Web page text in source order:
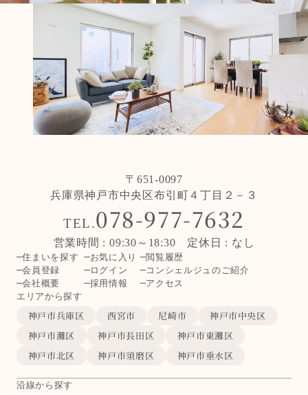
〒651-0097
兵庫県神戸市中央区布引町４丁目２－３
TEL.078-977-7632
営業時間 : 09:30～18:30 定休日 : なし
住まいを探す お気に入り
閲覧履歴
会員登録
ログイン
コンシェルジュのご紹介
会社概要
採用情報
アクセス
エリアから探す
神戸市兵庫区 西宮市 尼崎市
神戸市中央区
神戸市灘区
神戸市長田区
神戸市東灘区
神戸市北区
神戸市須磨区 神戸市垂水区
沿線から探す